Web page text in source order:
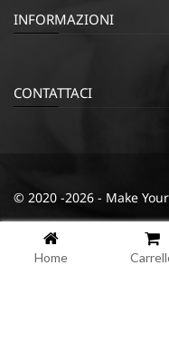
INFORMAZIONI
CONTATTACI
© 2020 -2026 - Make
Privacy e
Home